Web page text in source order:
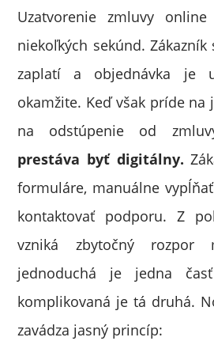
Uzatvorenie zmluvy
niekoľkých sekúnd.
zaplatí a objednávka je
okamžite. Keď však príde na
na odstúpenie od
prestáva byť digitálny.
formuláre, manuálne
kontaktovať podporu. Z
vzniká zbytočný rozpor
jednoduchá je jedna
komplikovaná je tá druhá.
zavádza jasný princíp: